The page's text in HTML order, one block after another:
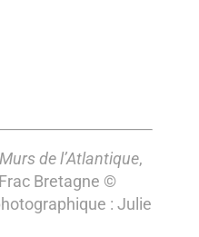
Murs de l’Atlantique,
Bretagne ©
: Julie